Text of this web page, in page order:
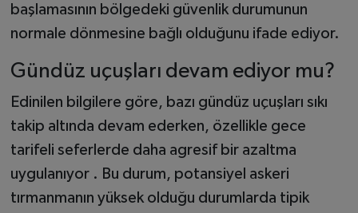
başlamasının bölgedeki güvenlik durumunun
normale dönmesine bağlı olduğunu ifade ediyor.
Gündüz uçuşları devam ediyor mu?
Edinilen bilgilere göre, bazı gündüz uçuşları sıkı
takip altında devam ederken, özellikle gece
tarifeli seferlerde daha agresif bir azaltma
uygulanıyor . Bu durum, potansiyel askeri
tırmanmanın yüksek olduğu durumlarda tipik